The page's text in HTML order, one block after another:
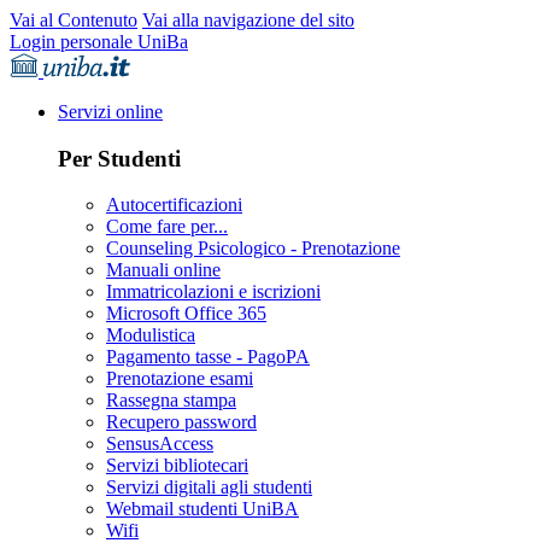
Vai al Contenuto Vai alla navigazione del sito
Login personale UniBa
Servizi online
Per Studenti
Autocertificazioni
Come fare per...
Counseling Psicologico - Prenotazione
Manuali online
Immatricolazioni e iscrizioni
Microsoft Office 365
Modulistica
Pagamento tasse - PagoPA
Prenotazione esami
Rassegna stampa
Recupero password
SensusAccess
Servizi bibliotecari
Servizi digitali agli studenti
Webmail studenti UniBA
Wifi